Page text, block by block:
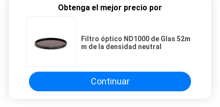
Obtenga el mejor precio por
Filtro óptico ND1000 de Glas 52m
m de la densidad neutral
Continuar